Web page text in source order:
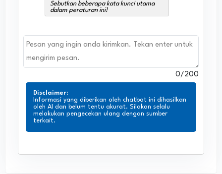
Sebutkan beberapa kata kunci utama
dalam peraturan ini!
0/200
Disclaimer:
Informasi yang diberikan oleh chatbot ini dihasilkan
oleh AI dan belum tentu akurat. Silakan selalu
melakukan pengecekan ulang dengan sumber
terkait.